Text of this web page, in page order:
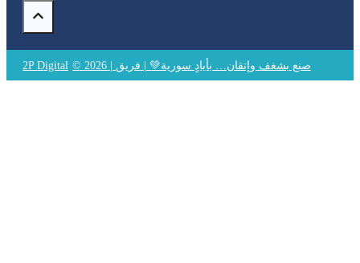
2P Digital © 2026 | صنع بشغف وإتقان… بأيادٍ سورية💚 | فريق